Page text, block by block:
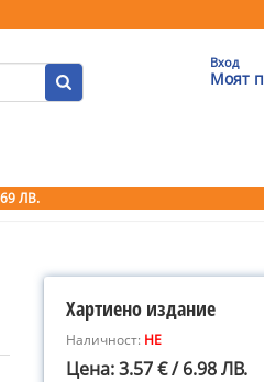
Вход
Моят
ЛВ.
Хартиено издание
Наличност: НЕ
Цена: 3.57 € / 6.98 ЛВ.